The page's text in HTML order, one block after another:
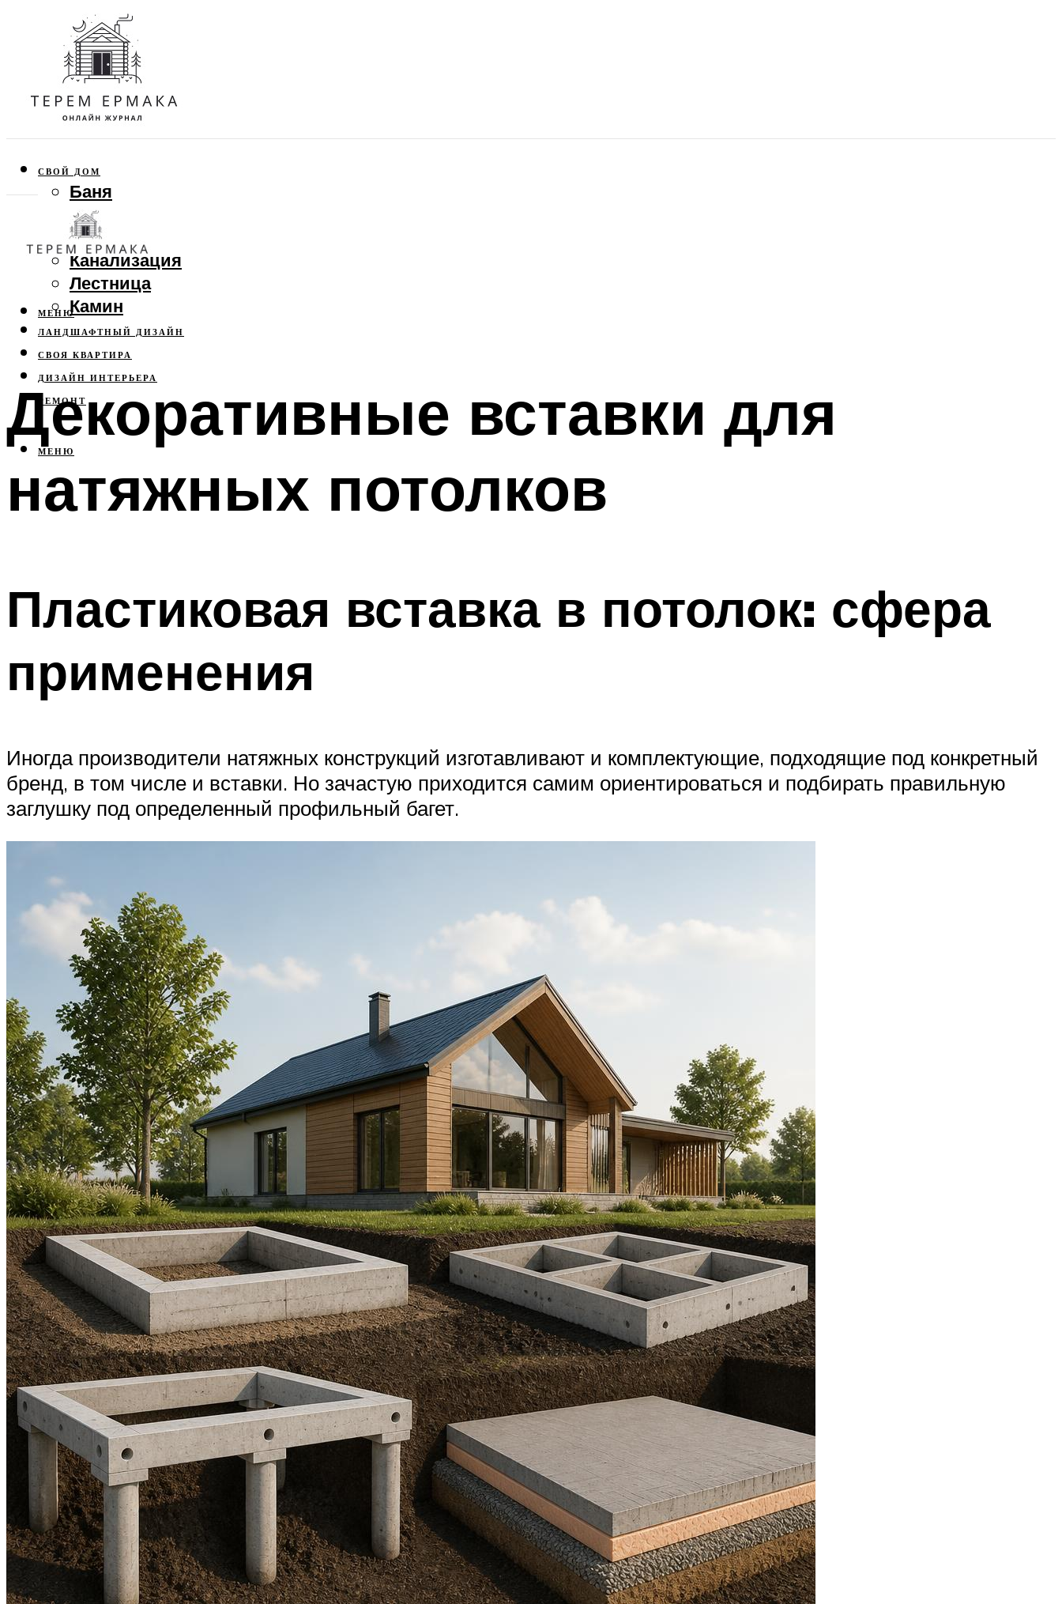
СВОЙ ДОМ
Баня
Веранда
Забор
Канализация
Лестница
Камин
ЛАНДШАФТНЫЙ ДИЗАЙН
СВОЯ КВАРТИРА
ДИЗАЙН ИНТЕРЬЕРА
РЕМОНТ
МЕНЮ
МЕНЮ
Декоративные вставки для
натяжных потолков
Пластиковая вставка в потолок: сфера
применения
Иногда производители натяжных конструкций изготавливают и комплектующие, подходящие под конкретный
бренд, в том числе и вставки. Но зачастую приходится самим ориентироваться и подбирать правильную
заглушку под определенный профильный багет.